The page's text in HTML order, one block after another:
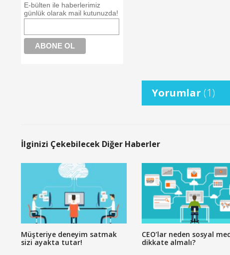
E-bülten ile haberlerimiz
günlük olarak mail kutunuzda!
Yorumlar (1)
İlginizi Çekebilecek Diğer Haberler
Müşteriye deneyim satmak
sizi ayakta tutar!
CEO’lar neden sosyal
dikkate almalı?